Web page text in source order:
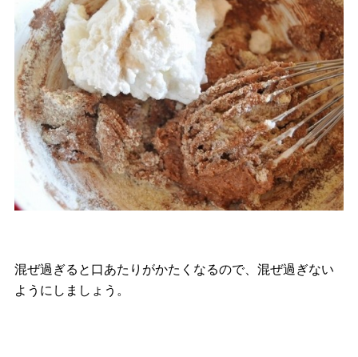
混ぜ過ぎると口あたりがかたくなるので、混ぜ過ぎない
ようにしましょう。